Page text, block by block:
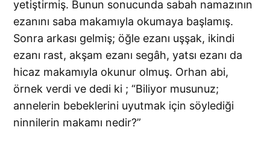
yetiştirmiş. Bunun sonucunda sabah namazının
ezanını saba makamıyla okumaya başlamış.
Sonra arkası gelmiş; öğle ezanı uşşak, ikindi
ezanı rast, akşam ezanı segâh, yatsı ezanı da
hicaz makamıyla okunur olmuş. Orhan abi,
örnek verdi ve dedi ki ; “Biliyor musunuz;
annelerin bebeklerini uyutmak için söylediği
ninnilerin makamı nedir?”